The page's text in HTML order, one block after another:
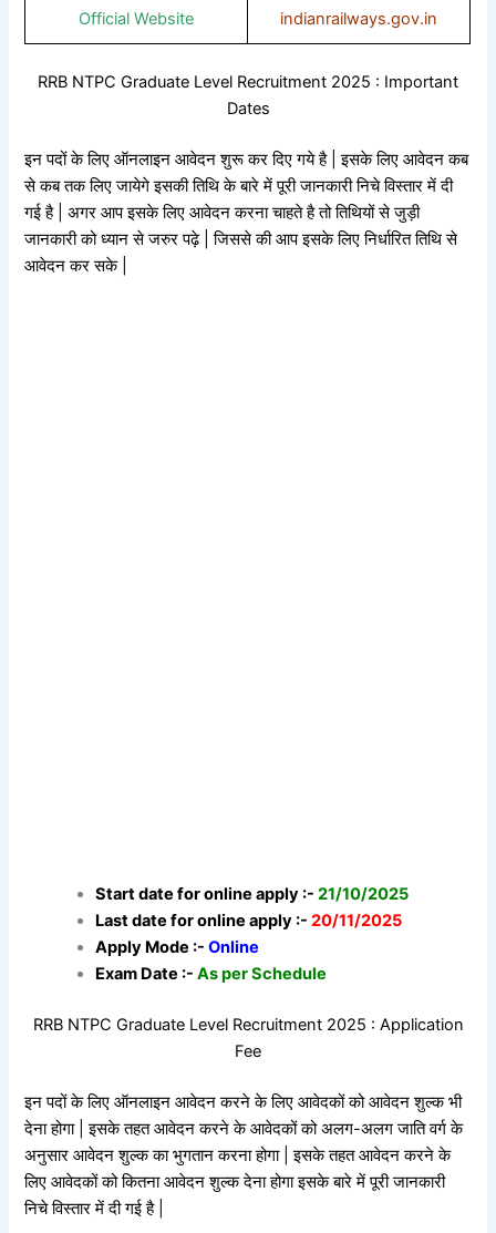
Official Website indianrailways.gov.in
RRB NTPC Graduate Level Recruitment 2025 : Important
Dates
इन पदों के लिए ऑनलाइन आवेदन शुरू कर दिए गये है | इसके लिए आवेदन कब
से कब तक लिए जायेगे इसकी तिथि के बारे में पूरी जानकारी निचे विस्तार में दी
गई है | अगर आप इसके लिए आवेदन करना चाहते है तो तिथियों से जुड़ी
जानकारी को ध्यान से जरुर पढ़े | जिससे की आप इसके लिए निर्धारित तिथि से
आवेदन कर सके |
Start date for online apply :-21/10/2025
Last date for online apply :- 20/11/2025
Apply Mode :-Online
Exam Date :- As per Schedule
RRB NTPC Graduate Level Recruitment 2025 : Application
Fee
इन पदों के लिए ऑनलाइन आवेदन करने के लिए आवेदकों को आवेदन शुल्क भी
देना होगा | इसके तहत आवेदन करने के आवेदकों को अलग-अलग जाति वर्ग के
अनुसार आवेदन शुल्क का भुगतान करना होगा | इसके तहत आवेदन करने के
लिए आवेदकों को कितना आवेदन शुल्क देना होगा इसके बारे में पूरी जानकारी
निचे विस्तार में दी गई है |